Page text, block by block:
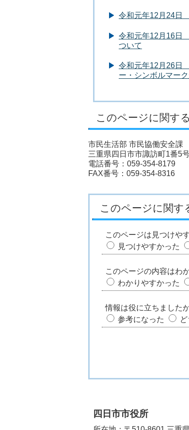
令和元年12月24
令和元年12月16日
ついて
令和元年12月26日
ー・シンボルマー
このページに関す
市民生活部 市民協働安全課
三重県四日市市諏訪町1番5
電話番号：059-354-8179
FAX番号：059-354-8316
このページに関す
このページは見つけや
見つけやすかった
このページの内容はわ
わかりやすかった
情報は役に立ちました
参考になった
四日市市役所